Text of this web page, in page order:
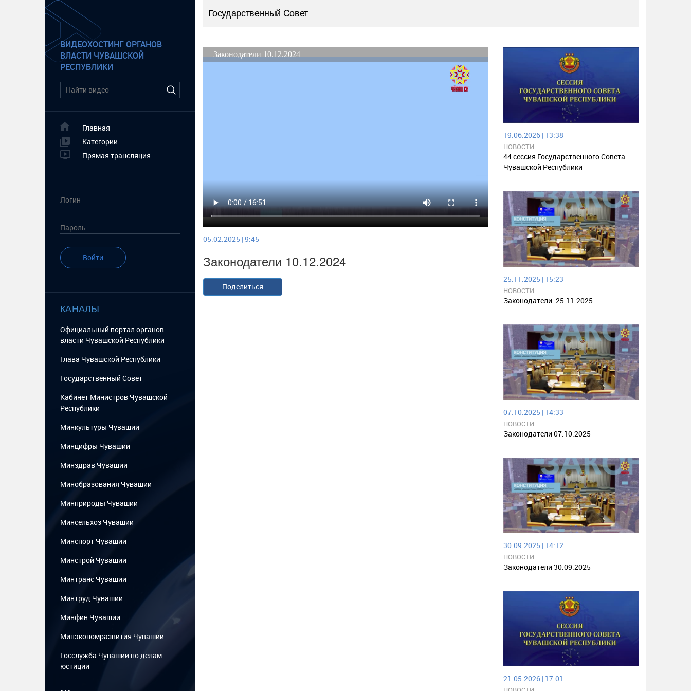
ВИДЕОХОСТИНГ ОРГАНОВ
ВЛАСТИ ЧУВАШСКОЙ
РЕСПУБЛИКИ
Главная
Категории
Прямая трансляция
Войти
КАНАЛЫ
Официальный портал органов
власти Чувашской Республики
Глава Чувашской Республики
Государственный Cовет
Кабинет Министров Чувашской
Республики
Минкультуры Чувашии
Минцифры Чувашии
Минздрав Чувашии
Минобразования Чувашии
Минприроды Чувашии
Минсельхоз Чувашии
Минспорт Чувашии
Минстрой Чувашии
Минтранс Чувашии
Минтруд Чувашии
Минфин Чувашии
Минэкономразвития Чувашии
Госслужба Чувашии по делам
юстиции
...
Государственный Cовет
05.02.2025 | 9:45
Законодатели 10.12.2024
Поделиться
19.06.2026 | 13:38
НОВОСТИ
44 сессия Государственного Совета
Чувашской Республики
25.11.2025 | 15:23
НОВОСТИ
Законодатели. 25.11.2025
07.10.2025 | 14:33
НОВОСТИ
Законодатели 07.10.2025
30.09.2025 | 14:12
НОВОСТИ
Законодатели 30.09.2025
21.05.2026 | 17:01